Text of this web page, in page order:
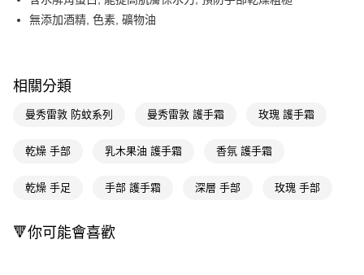
Google Pay
相關說明
【關於「AFTEE先享後付」】
AFTEE先享後付是「在收到商品之後才付款」的支付方式。 讓您購物簡單
２．便利：只要手機號碼，簡訊認證，即可結帳。
結帳頁面，進行簡訊認證並確認金額後，即可完成結帳。
２．訂單成立數日內，您將收到繳費通知簡訊。
即享券
運送方式
每筆NT$65，滿NT$390(含以上)免運費
付款後全家取貨
無添加酒精, 色素, 礦物油
相關分類
曼秀雷敦 防蚊系列 曼秀雷敦 護手霜 玫瑰 護手霜
乾燥 手部 乳木果油 護手霜 香氛 護手霜
乾燥 手足 手部 護手霜 深層 手部 玫瑰 手部
🔻你可能會喜歡